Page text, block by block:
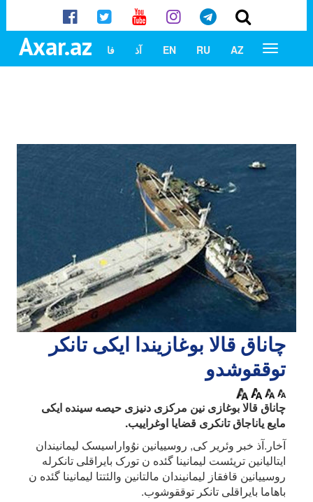
Axar.az AZ
RU
EN آذ فا
چاناق قالا بوغازیندا ایکی تانکر
توققوشدو
چاناق قالا بوغازی نین مرکزی دنیزی حیصه سینده ایکی
مایع یاناجاق تانکری قضایا اوغراییب.
آخار.آذ خبر وئریر کی, روسییانین نوُواراسیسک لیمانیندان
ایتالیانین تریئست لیمانینا گئده ن تورک بایراقلی تانکرله
روسییانین قافقاز لیمانیندان مالتانین والئتتا لیمانینا گئده ن
باهاما بایراقلی تانکر توققوشوب.